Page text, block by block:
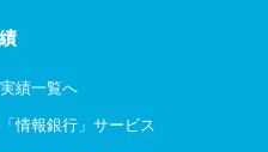
実績一覧へ
「情報銀行」サービス